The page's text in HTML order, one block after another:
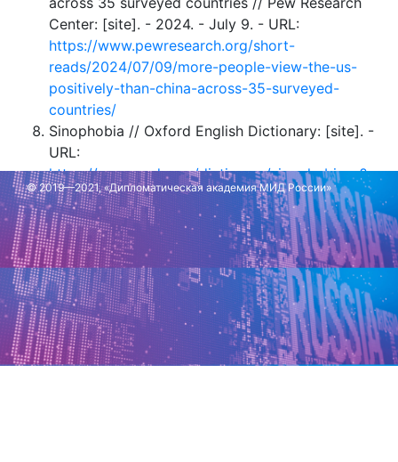
Center: [site]. - 2024. - July 9. - URL:
https://www.pewresearch.org/short-
reads/2024/07/09/more-people-view-the-us-
positively-than-china-across-35-surveyed-
countries/
Sinophobia // Oxford English Dictionary: [site]. -
URL:
https://www.oed.com/dictionary/sinophobia_n?
tl=true
Обновлено: 23 мая 2025 г.
© 2019—2021, «Дипломатическая академия МИД России»